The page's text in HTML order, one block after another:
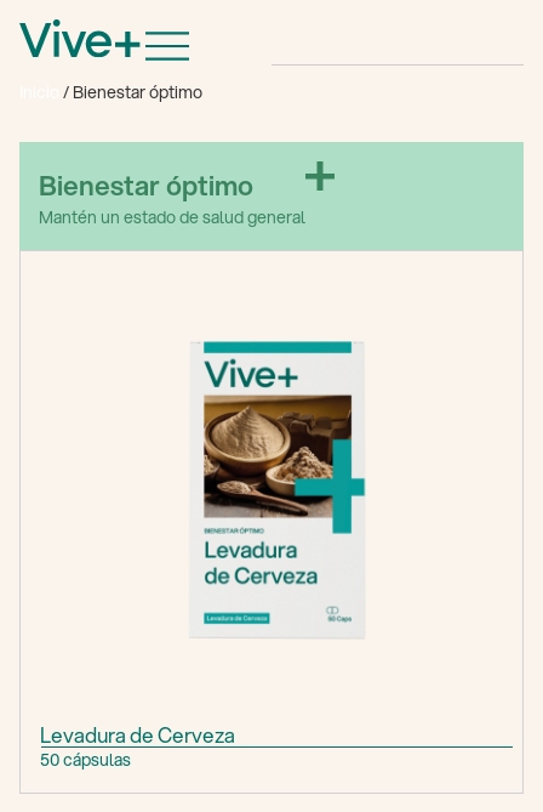
/ Bienestar óptimo
Bienestar óptimo
Mantén un estado de salud general
Levadura de Cerveza
50 cápsulas